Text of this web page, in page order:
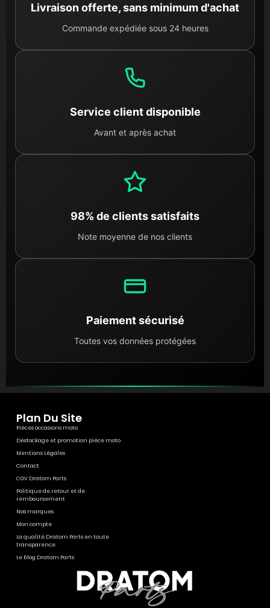
Livraison offerte, sans minimum d'achat
Commande expédiée sous 24 heures
Service client disponible
Avant et après achat
98% de clients satisfaits
Note moyenne de nos clients
Paiement sécurisé
Toutes vos données protégées
Plan Du Site
Pièces occasions moto
Déstockage et promotion pièce moto
Mentions Légales
Contact
CGV Dratom Parts
Politique de retour et de
remboursement
Nos marques
Mon compte
La qualité Dratom Parts en toute
transparence
Le Blog Dratom Parts